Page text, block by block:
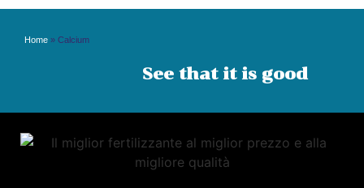
Home » Calcium
See that it is good